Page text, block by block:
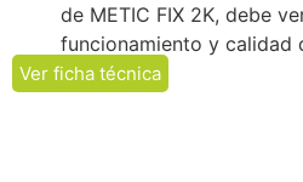
de METIC FIX 2K, debe
funcionamiento y calidad
Ver ficha técnica